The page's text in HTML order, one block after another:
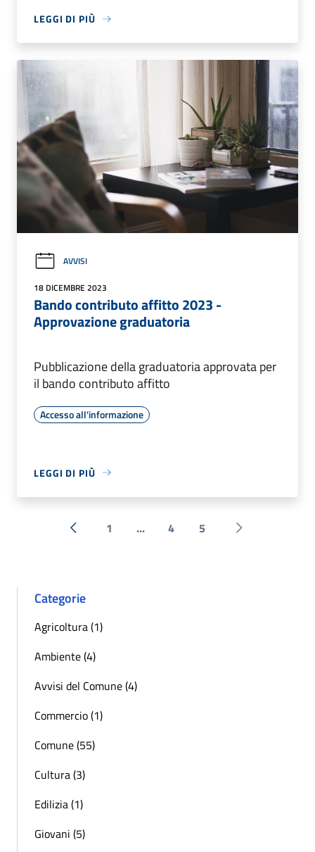
LEGGI DI PIÙ
AVVISI
18 DICEMBRE 2023
Bando contributo affitto 2023 -
Approvazione graduatoria
Pubblicazione della graduatoria approvata per
il bando contributo affitto
Accesso all'informazione
LEGGI DI PIÙ
« Precedente
1 ... 4 5 Successiva »
Categorie
Agricoltura (1)
Ambiente (4)
Avvisi del Comune (4)
Commercio (1)
Comune (55)
Cultura (3)
Edilizia (1)
Giovani (5)